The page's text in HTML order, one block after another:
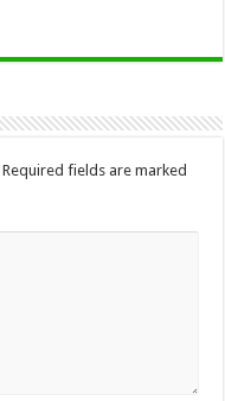
Required fields are marked